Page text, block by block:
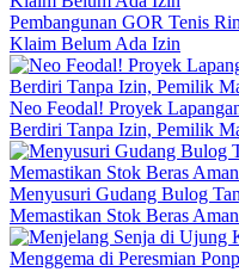
Pembangunan GOR Tenis
Klaim Belum Ada Izin
Neo Feodal! Proyek
Berdiri Tanpa Izin, Pemilik
Menyusuri Gudang Bulog
Memastikan Stok Beras